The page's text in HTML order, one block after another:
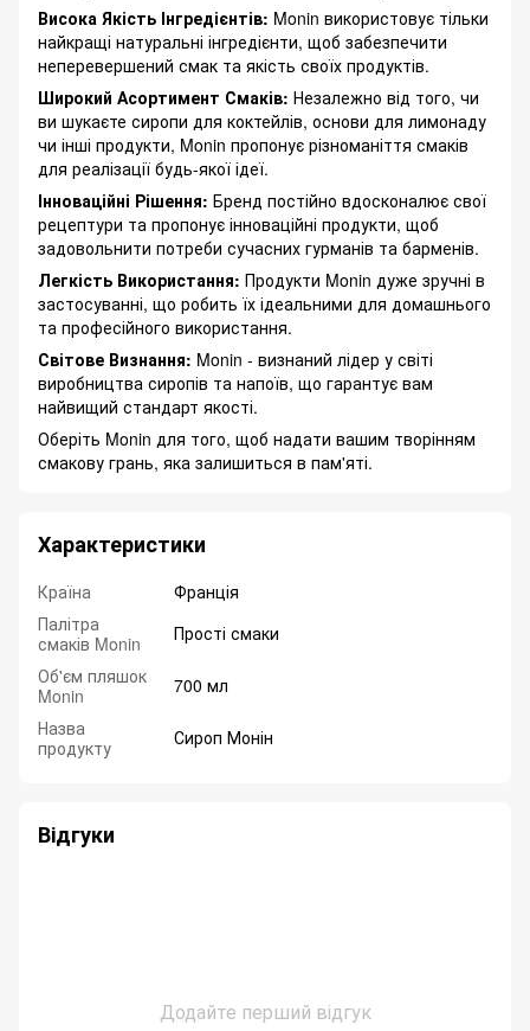
Висока Якість Інгредієнтів: Monin використовує тільки
найкращі натуральні інгредієнти, щоб забезпечити
неперевершений смак та якість своїх продуктів.
Широкий Асортимент Смаків: Незалежно від того, чи
ви шукаєте сиропи для коктейлів, основи для лимонаду
чи інші продукти, Monin пропонує різноманіття смаків
для реалізації будь-якої ідеї.
Інноваційні Рішення: Бренд постійно вдосконалює свої
рецептури та пропонує інноваційні продукти, щоб
задовольнити потреби сучасних гурманів та барменів.
Легкість Використання: Продукти Monin дуже зручні в
застосуванні, що робить їх ідеальними для домашнього
та професійного використання.
Світове Визнання: Monin - визнаний лідер у світі
виробництва сиропів та напоїв, що гарантує вам
найвищий стандарт якості.
Оберіть Monin для того, щоб надати вашим творінням
смакову грань, яка залишиться в пам'яті.
Характеристики
Країна
Франція
Палітра
смаків Monin
Прості смаки
Об'єм пляшок
Monin
700 мл
Назва
продукту
Сироп Монін
Відгуки
Додайте перший відгук